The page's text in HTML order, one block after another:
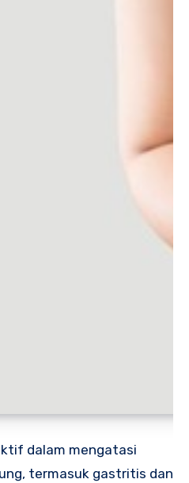
dalam mengatasi
termasuk gastritis dan